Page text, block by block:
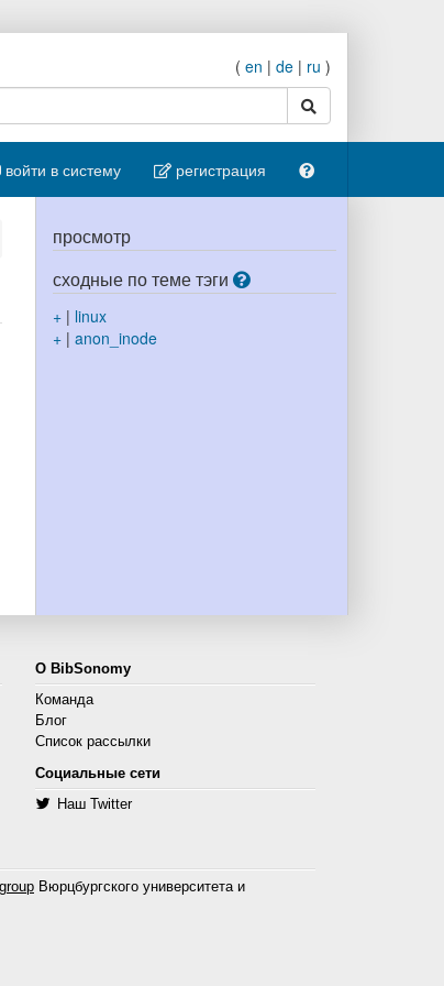
( en | de | ru )
поиск
войти в систему регистрация
просмотр
сходные по теме тэги
+| linux
+| anon_inode
О BibSonomy
Команда
Блог
Список рассылки
Социальные сети
Наш Twitter
Вюрцбургского университета и